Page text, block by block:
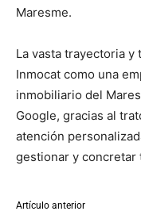
Maresme.
La vasta trayectoria y
Inmocat como una
inmobiliario del
Google, gracias al
atención
gestionar y concretar
Artículo anterior